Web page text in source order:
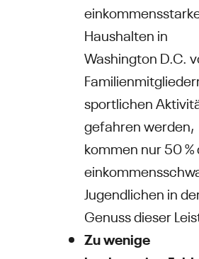
Haushalten in
Washington D.C.
sportlichen
gefahren werden,
kommen nur 50 %
Jugendlichen in
Genuss dieser
Zu wenige